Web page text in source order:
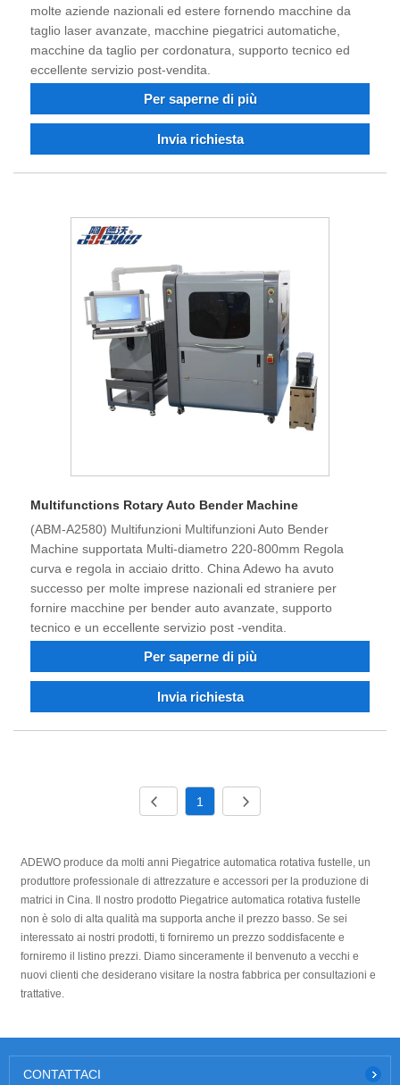
molte aziende nazionali ed estere fornendo macchine da
taglio laser avanzate, macchine piegatrici automatiche,
macchine da taglio per cordonatura, supporto tecnico ed
eccellente servizio post-vendita.
Per saperne di più
Invia richiesta
Multifunctions Rotary Auto Bender Machine
(ABM-A2580) Multifunzioni Multifunzioni Auto Bender
Machine supportata Multi-diametro 220-800mm Regola
curva e regola in acciaio dritto. China Adewo ha avuto
successo per molte imprese nazionali ed straniere per
fornire macchine per bender auto avanzate, supporto
tecnico e un eccellente servizio post -vendita.
Per saperne di più
Invia richiesta
1
ADEWO produce da molti anni Piegatrice automatica rotativa fustelle, un
produttore professionale di attrezzature e accessori per la produzione di
matrici in Cina. Il nostro prodotto Piegatrice automatica rotativa fustelle
non è solo di alta qualità ma supporta anche il prezzo basso. Se sei
interessato ai nostri prodotti, ti forniremo un prezzo soddisfacente e
forniremo il listino prezzi. Diamo sinceramente il benvenuto a vecchi e
nuovi clienti che desiderano visitare la nostra fabbrica per consultazioni e
trattative.
CONTATTACI